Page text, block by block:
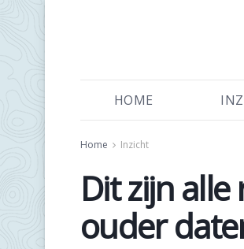
HOME
Home Inzicht
Dit zijn
ouder